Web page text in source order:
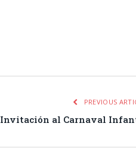
PREVIOUS
Invitación al Carnaval